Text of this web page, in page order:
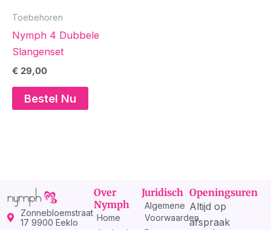
Toebehoren
Nymph 4 Dubbele
Slangenset
€ 29,00
Bestel Nu
Zonnebloemstraat
17 9900 Eeklo
Over
Nymph
Home
Juridisch
Algemene
Voorwaarden
Openingsuren
Altijd op
afspraak